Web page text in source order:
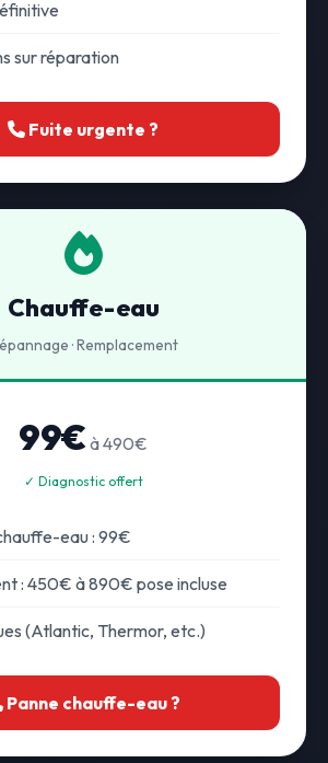
sur réparation
Fuite urgente ?
Chauffe-eau
· Remplacement
99€ à 490€
✓ Diagnostic offert
eau : 99€
: 450€ à 890€ pose incluse
(Atlantic, Thermor, etc.)
Panne chauffe-eau ?